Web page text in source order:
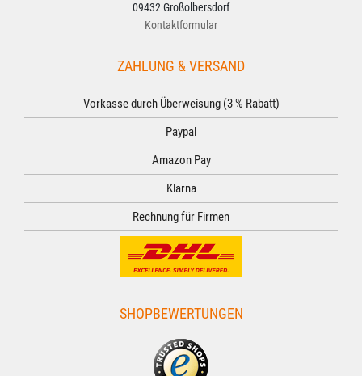
09432 Großolbersdorf
Kontaktformular
ZAHLUNG & VERSAND
Vorkasse durch Überweisung (3 % Rabatt)
Paypal
Amazon Pay
Klarna
Rechnung für Firmen
SHOPBEWERTUNGEN